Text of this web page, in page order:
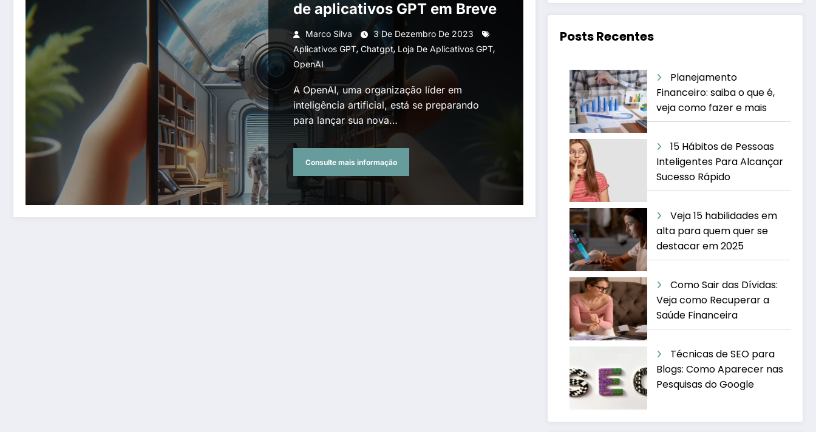
de aplicativos GPT em Breve
Marco Silva
3 De Dezembro De 2023
Aplicativos GPT, Chatgpt, Loja De Aplicativos GPT,
OpenAI
A OpenAI, uma organização líder em
inteligência artificial, está se preparando
para lançar sua nova…
Consulte mais informação
Posts Recentes
Planejamento
Financeiro: saiba o que é,
veja como fazer e mais
15 Hábitos de Pessoas
Inteligentes Para Alcançar
Sucesso Rápido
Veja 15 habilidades em
alta para quem quer se
destacar em 2025
Como Sair das Dívidas:
Veja como Recuperar a
Saúde Financeira
Técnicas de SEO para
Blogs: Como Aparecer nas
Pesquisas do Google